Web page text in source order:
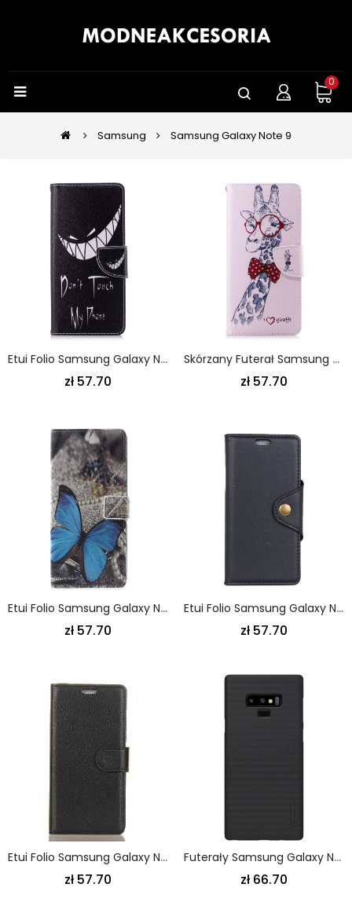
0
Samsung Samsung Galaxy Note 9
Etui Folio Samsung Galaxy Note 9 Diabelski Telefon Etui Ochronne
zł 57.70
Skórzany Futerał Samsung Galaxy Note 9 Etui Na Telefon Nerd Żyrafa
zł 57.70
Etui Folio Samsung Galaxy Note 9 Niebieski Motyl
zł 57.70
Etui Folio Samsung Galaxy Note 9 Biały Imitacja Skóry Guzików
zł 57.70
Etui Folio Samsung Galaxy Note 9 Czarny Ekoskóra W Stylu Retro Etui Ochronne
zł 57.70
Futerały Samsung Galaxy Note 9 Czarny Etui Na Telefon Sztywny Matowy Nillkin
zł 66.70